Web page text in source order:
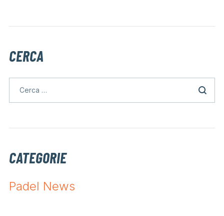
CERCA
CATEGORIE
Padel News